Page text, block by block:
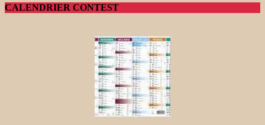
CALENDRIER CONTEST